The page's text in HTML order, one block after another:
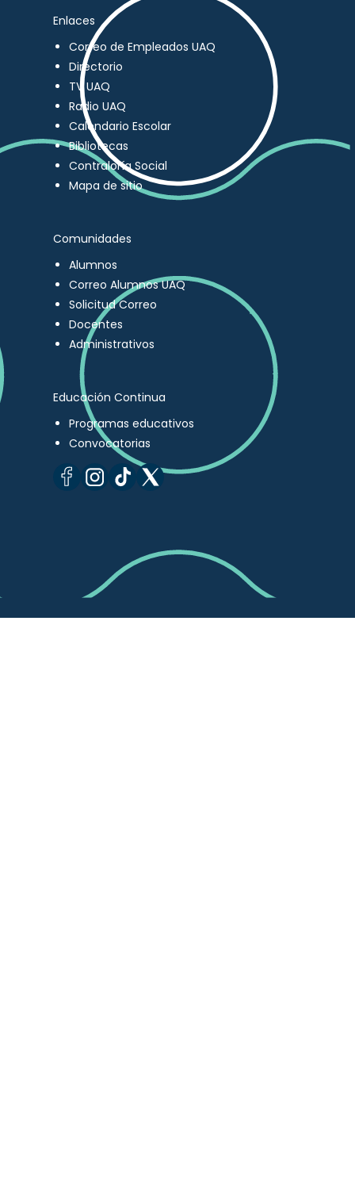
Enlaces
Correo de Empleados UAQ
Directorio
TV UAQ
Radio UAQ
Calendario Escolar
Bibliotecas
Contraloría Social
Mapa de sitio
Comunidades
Alumnos
Correo Alumnos UAQ
Solicitud Correo
Docentes
Administrativos
Educación Continua
Programas educativos
Convocatorias